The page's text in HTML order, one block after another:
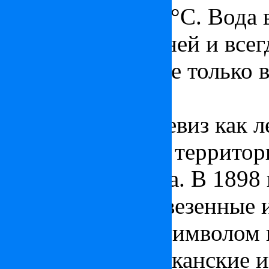
°С, зимой 22–24 °С. Вода
в течение двух дней и
силой обладает не
История озера Хевиз как
., когда эта
Дёрдя Фештетича. В 1898
озеро Хевиз
поры они стали
египетские,